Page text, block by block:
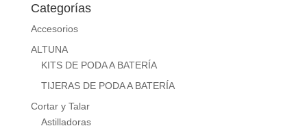
Categorías
Accesorios
ALTUNA
KITS DE PODA A BATERÍA
TIJERAS DE PODA A BATERÍA
Cortar y Talar
Astilladoras